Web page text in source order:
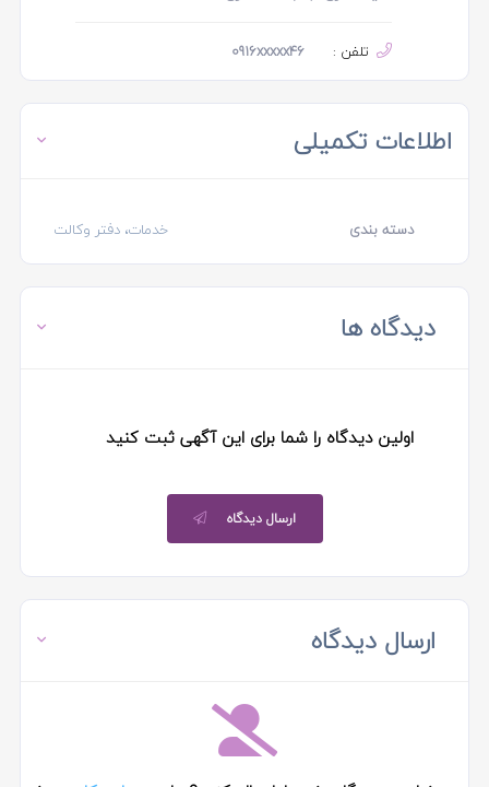
تلفن : 0916xxxxx46
اطلاعات تکمیلی
دسته بندی خدمات، دفتر وکالت
دیدگاه ها
اولین دیدگاه را شما برای این آگهی ثبت کنید
ارسال دیدگاه
ارسال دیدگاه